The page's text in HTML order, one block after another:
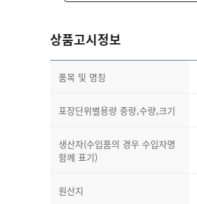
상품고시정보
품목 및 명칭
포장단위별용량 중량,수량,크기
생산자(수입품의 경우 수입자명
함께 표기)
원산지